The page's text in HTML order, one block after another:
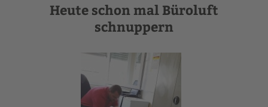
Heute schon mal Büroluft
schnuppern